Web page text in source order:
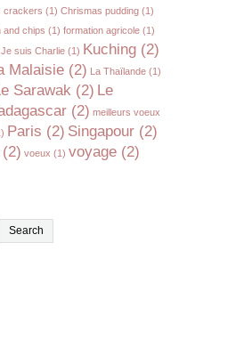
crackers (1) Chrismas pudding (1)
and chips (1) formation agricole (1)
Je suis Charlie (1) Kuching (2)
Malaisie (2) La Thaïlande (1)
Sarawak (2) Le
(2) meilleurs voeux
Paris (2) Singapour (2)
(2) voeux (1) voyage (2)